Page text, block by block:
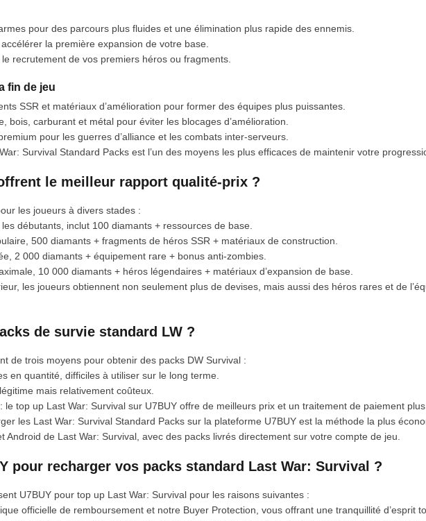
pour des parcours plus fluides et une élimination plus rapide des ennemis.
la première expansion de votre base.
recrutement de vos premiers héros ou fragments.
fin de jeu
SSR et matériaux d’amélioration pour former des équipes plus puissantes.
bois, carburant et métal pour éviter les blocages d’amélioration.
pour les guerres d’alliance et les combats inter-serveurs.
Survival Standard Packs est l’un des moyens les plus efficaces de maintenir votre
le meilleur rapport qualité-prix ?
les joueurs à divers stades :
débutants, inclut 100 diamants + ressources de base.
500 diamants + fragments de héros SSR + matériaux de construction.
2 000 diamants + équipement rare + bonus anti-zombies.
10 000 diamants + héros légendaires + matériaux d’expansion de base.
les joueurs obtiennent non seulement plus de devises, mais aussi des héros rares et de
de survie standard LW ?
de trois moyens pour obtenir des packs DW Survival :
en quantité, difficiles à utiliser sur le long terme.
mais relativement coûteux.
top up Last War: Survival sur U7BUY offre de meilleurs prix et un traitement de paiement plus
les Last War: Survival Standard Packs sur la plateforme U7BUY est la méthode la plus
Android de Last War: Survival, avec des packs livrés directement sur votre compte de jeu.
pour recharger vos packs standard Last War: Survival ?
U7BUY pour top up Last War: Survival pour les raisons suivantes :
officielle de remboursement et notre Buyer Protection, vous offrant une tranquillité d’esprit